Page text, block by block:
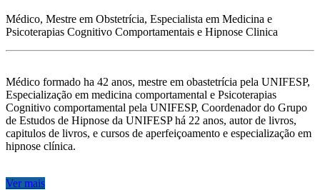
Médico, Mestre em Obstetrícia, Especialista em Medicina e
Psicoterapias Cognitivo Comportamentais e Hipnose Clinica
Médico formado ha 42 anos, mestre em obastetrícia pela UNIFESP,
Especialização em medicina comportamental e Psicoterapias
Cognitivo comportamental pela UNIFESP, Coordenador do Grupo
de Estudos de Hipnose da UNIFESP há 22 anos, autor de livros,
capitulos de livros, e cursos de aperfeiçoamento e especialização em
hipnose clínica.
Ver mais